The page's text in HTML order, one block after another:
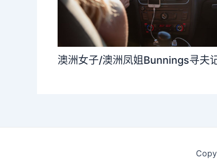
澳洲女子/澳洲凤姐Bunnings寻夫